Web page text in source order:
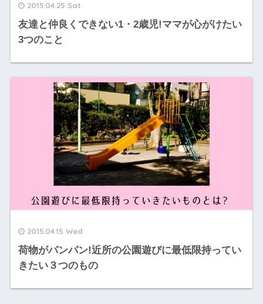
2015.04.25 Sat
友達と仲良くできない1・2歳児!ママが心がけたい
3つのこと
2015.04.15 Wed
荷物がパンパン!近所の公園遊びに最低限持ってい
きたい３つのもの